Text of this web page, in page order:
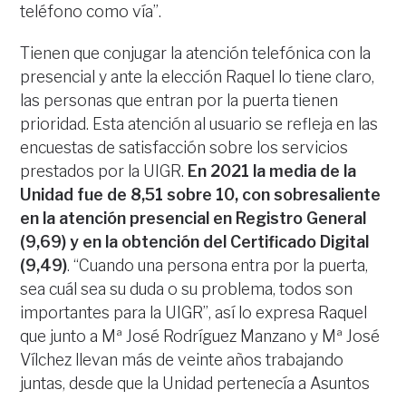
teléfono como vía”.
Tienen que conjugar la atención telefónica con la
presencial y ante la elección Raquel lo tiene claro,
las personas que entran por la puerta tienen
prioridad. Esta atención al usuario se refleja en las
encuestas de satisfacción sobre los servicios
prestados por la UIGR. En 2021 la media de la
Unidad fue de 8,51 sobre 10, con sobresaliente
en la atención presencial en Registro General
(9,69) y en la obtención del Certificado Digital
(9,49). “Cuando una persona entra por la puerta,
sea cuál sea su duda o su problema, todos son
importantes para la UIGR”, así lo expresa Raquel
que junto a Mª José Rodríguez Manzano y Mª José
Vílchez llevan más de veinte años trabajando
juntas, desde que la Unidad pertenecía a Asuntos